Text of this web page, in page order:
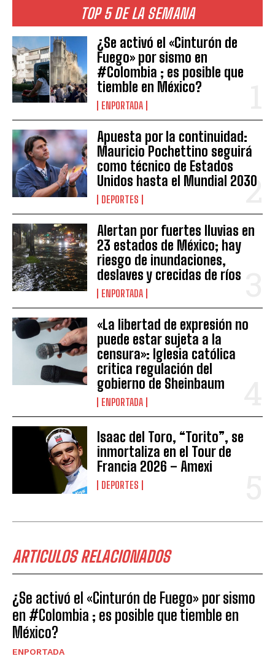
TOP 5 DE LA SEMANA
¿Se activó el «Cinturón de
Fuego» por sismo en
#Colombia ; es posible que
tiemble en México?
ENPORTADA
Apuesta por la continuidad:
Mauricio Pochettino seguirá
como técnico de Estados
Unidos hasta el Mundial 2030
DEPORTES
Alertan por fuertes lluvias en
23 estados de México; hay
riesgo de inundaciones,
deslaves y crecidas de ríos
ENPORTADA
«La libertad de expresión no
puede estar sujeta a la
censura»: Iglesia católica
critica regulación del
gobierno de Sheinbaum
ENPORTADA
Isaac del Toro, “Torito”, se
inmortaliza en el Tour de
Francia 2026 – Amexi
DEPORTES
ARTICULOS RELACIONADOS
¿Se activó el «Cinturón de Fuego» por sismo
en #Colombia ; es posible que tiemble en
México?
ENPORTADA